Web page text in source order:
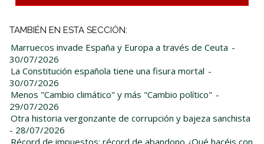
TAMBIÉN EN ESTA SECCIÓN:
Marruecos invade España y Europa a través de Ceuta -
30/07/2026
La Constitución española tiene una fisura mortal -
30/07/2026
Menos "Cambio climático" y más "Cambio político" -
29/07/2026
Otra historia vergonzante de corrupción y bajeza sanchista
- 28/07/2026
Récord de impuestos; récord de abandono ¿Qué hacéis con